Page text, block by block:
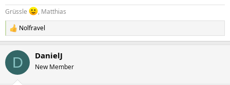
Grüssle , Matthias
R
e
k
i
Nolfravel
D DanielJ
New Member